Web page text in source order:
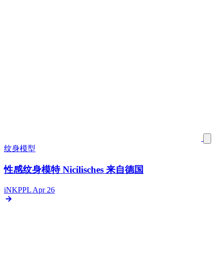
纹身模型
性感纹身模特 Nicilisches 来自德国
iNKPPL Apr 26